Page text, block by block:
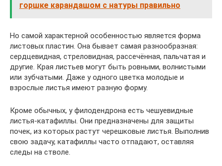
горшке карандашом с натуры правильно
Но самой характерной особенностью является форма
листовых пластин. Она бывает самая разнообразная:
сердцевидная, стреловидная, рассечённая, пальчатая и
другие. Края листьев могут быть ровными, волнистыми
или зубчатыми. Даже у одного цветка молодые и
взрослые листья имеют разную форму.
Кроме обычных, у филодендрона есть чешуевидные
листья-катафиллы. Они предназначены для защиты
почек, из которых растут черешковые листья. Выполнив
свою задачу, катафиллы часто отпадают, оставляя
следы на стволе.